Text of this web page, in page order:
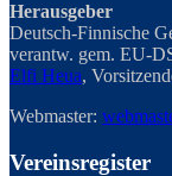
Herausgeber
Deutsch-Finnische
verantw. gem. EU-
Elfi Heua,
Webmaster:
Vereinsregister